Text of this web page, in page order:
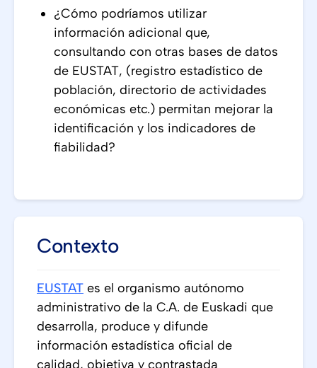
¿Cómo podríamos utilizar
información adicional que,
consultando con otras bases de datos
de EUSTAT, (registro estadístico de
población, directorio de actividades
económicas etc.) permitan mejorar la
identificación y los indicadores de
fiabilidad?
Contexto
EUSTAT es el organismo autónomo
administrativo de la C.A. de Euskadi que
desarrolla, produce y difunde
información estadística oficial de
calidad, objetiva y contrastada